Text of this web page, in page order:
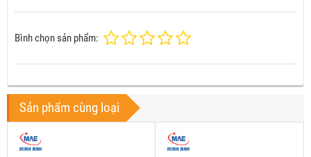
Bình chọn sản phẩm:
Sản phẩm cùng loại